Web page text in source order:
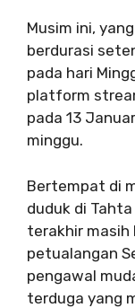
Musim ini,
berdurasi
pada hari
platform
pada 13
minggu.
Bertempat di
duduk di
terakhir masih
petualangan
pengawal
terduga yang